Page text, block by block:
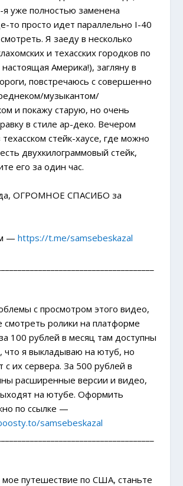
я уже полностью заменена
то просто идет параллельно I-40
Я заеду в несколько
и техасских городков по
Америка!), загляну в
повстречаюсь с совершенно
музыкантом/
и покажу старую, но очень
в стиле ар-деко. Вечером
стейк-хаусе, где можно
двухкилограммовый стейк,
его за один час.
ОГРОМНОЕ СПАСИБО за
—https://t.me/samsebeskazal
с просмотром этого видео,
ролики на платформе
100 рублей в месяц там доступны
что я выкладываю на ютуб, но
с их сервера. За 500 рублей в
расширенные версии и видео,
на ютубе. Оформить
по ссылке —
samsebeskazal
путешествие по США, станьте